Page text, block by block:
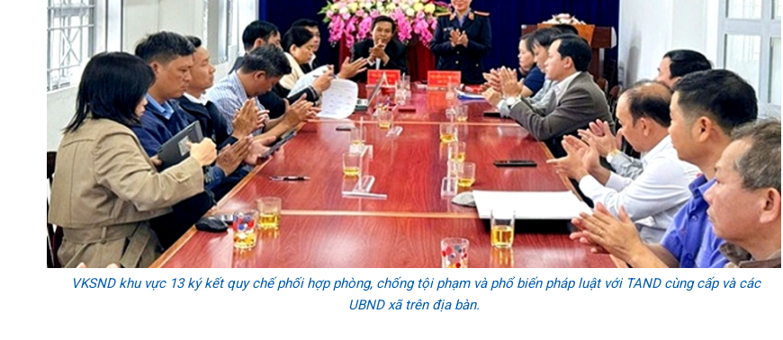
VKSND khu vực 13 ký kết quy chế phối hợp phòng, chống tội phạm và phổ biến pháp luật với TAND cùng cấp và các
UBND xã trên địa bàn.